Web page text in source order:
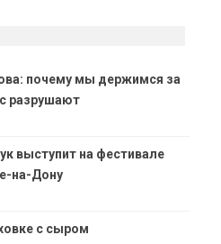
почему мы держимся за
разрушают
выступит на фестивале
на-Дону
с сыром